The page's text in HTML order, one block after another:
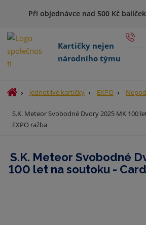
Při objednávce nad 500 Kč
Kartičky nejen
národního týmu
Ú
o
d
s
t
Jednotlivé kartičky EXPO
S.K. Meteor Svobodné Dvory 2025 MK 100
EXPO ražba
S.K. Meteor Svobodné
100 let na soutoku -